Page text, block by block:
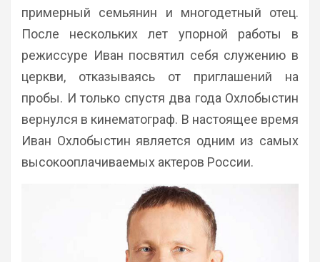
примерный семьянин и многодетный отец.
После нескольких лет упорной работы в
режиссуре Иван посвятил себя служению в
церкви, отказываясь от приглашений на
пробы. И только спустя два года Охлобыстин
вернулся в кинематограф. В настоящее время
Иван Охлобыстин является одним из самых
высокооплачиваемых актеров России.